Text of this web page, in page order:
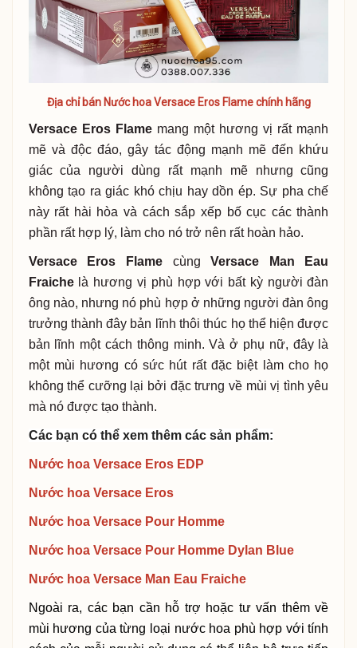
Địa chỉ bán Nước hoa Versace Eros Flame chính hãng
Versace Eros Flamemang một hương vị rất mạnh
mẽ và độc đáo, gây tác động mạnh mẽ đến khứu
giác của người dùng rất mạnh mẽ nhưng cũng
không tạo ra giác khó chịu hay dồn ép. Sự pha chế
này rất hài hòa và cách sắp xếp bố cục các thành
phần rất hợp lý, làm cho nó trở nên rất hoàn hảo.
Versace Eros FlamecùngVersace Man Eau
Fraichelà hương vị phù hợp với bất kỳ người đàn
ông nào, nhưng nó phù hợp ở những người đàn ông
trưởng thành đây bản lĩnh thôi thúc họ thể hiện được
bản lĩnh một cách thông minh. Và ở phụ nữ, đây là
một mùi hương có sức hút rất đặc biệt làm cho họ
không thể cưỡng lại bởi đặc trưng về mùi vị tình yêu
mà nó được tạo thành.
Các bạn có thể xem thêm các sản phẩm:
Nước hoa Versace Eros EDP
Nước hoa Versace Eros
Nước hoa Versace Pour Homme
Nước hoa Versace Pour Homme Dylan Blue
Nước hoa Versace Man Eau Fraiche
Ngoài ra, các bạn cần hỗ trợ hoặc tư vấn thêm về
mùi hương của từng loại nước hoa phù hợp với tính